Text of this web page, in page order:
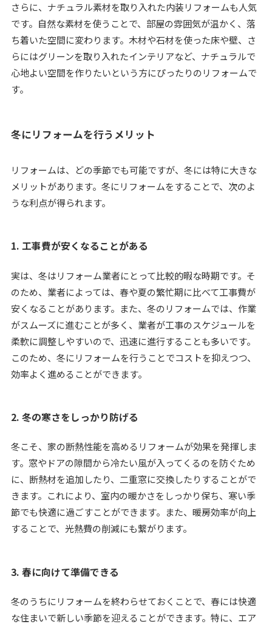
さらに、ナチュラル素材を取り入れた内装リフォームも人気
です。自然な素材を使うことで、部屋の雰囲気が温かく、落
ち着いた空間に変わります。木材や石材を使った床や壁、さ
らにはグリーンを取り入れたインテリアなど、ナチュラルで
心地よい空間を作りたいという方にぴったりのリフォームで
す。
冬にリフォームを行うメリット
リフォームは、どの季節でも可能ですが、冬には特に大きな
メリットがあります。冬にリフォームをすることで、次のよ
うな利点が得られます。
1. 工事費が安くなることがある
実は、冬はリフォーム業者にとって比較的暇な時期です。そ
のため、業者によっては、春や夏の繁忙期に比べて工事費が
安くなることがあります。また、冬のリフォームでは、作業
がスムーズに進むことが多く、業者が工事のスケジュールを
柔軟に調整しやすいので、迅速に進行することも多いです。
このため、冬にリフォームを行うことでコストを抑えつつ、
効率よく進めることができます。
2. 冬の寒さをしっかり防げる
冬こそ、家の断熱性能を高めるリフォームが効果を発揮しま
す。窓やドアの隙間から冷たい風が入ってくるのを防ぐため
に、断熱材を追加したり、二重窓に交換したりすることがで
きます。これにより、室内の暖かさをしっかり保ち、寒い季
節でも快適に過ごすことができます。また、暖房効率が向上
することで、光熱費の削減にも繋がります。
3. 春に向けて準備できる
冬のうちにリフォームを終わらせておくことで、春には快適
な住まいで新しい季節を迎えることができます。特に、エア